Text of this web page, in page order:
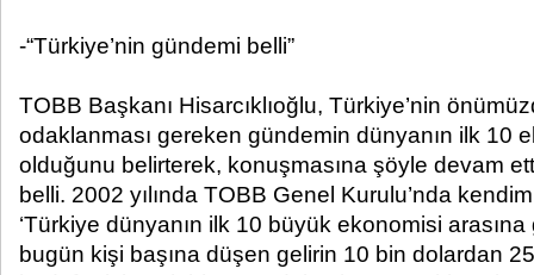
-“Türkiye’nin gündemi belli”
TOBB Başkanı Hisarcıklıoğlu, Türkiye’nin
odaklanması gereken gündemin dünyanın ilk 10
olduğunu belirterek, konuşmasına şöyle devam
belli. 2002 yılında TOBB Genel Kurulu’nda
‘Türkiye dünyanın ilk 10 büyük ekonomisi arasına
bugün kişi başına düşen gelirin 10 bin dolardan 25